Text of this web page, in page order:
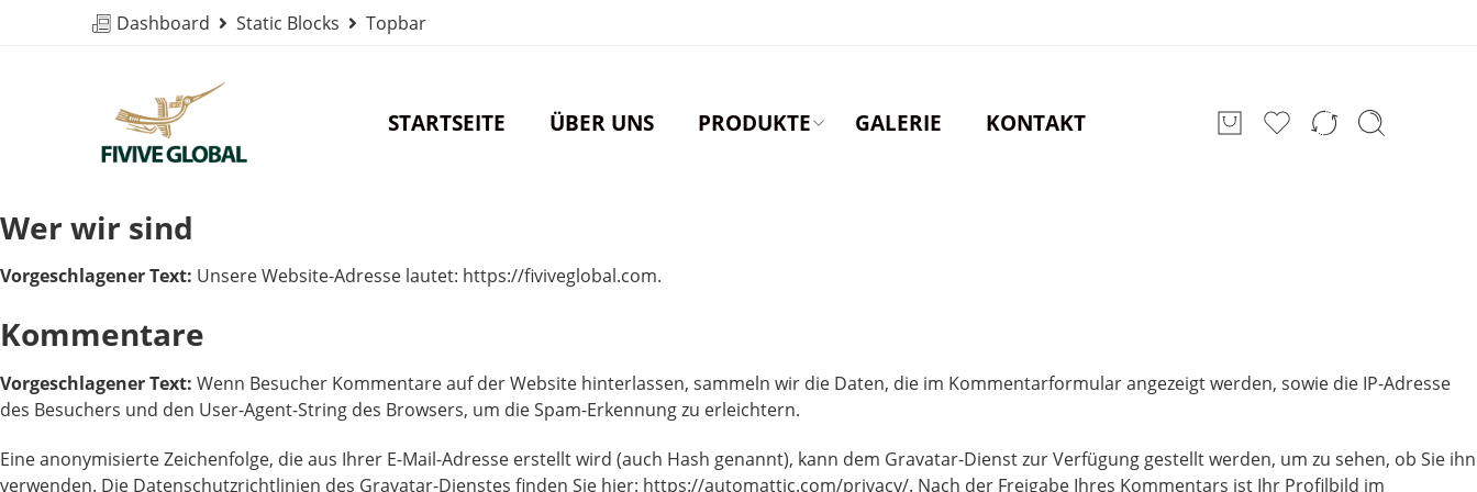
Dashboard Static Blocks Topbar
STARTSEITE ÜBER UNS PRODUKTE GALERIE KONTAKT
Wer wir sind
Vorgeschlagener Text: Unsere Website-Adresse lautet: https://fiviveglobal.com.
Kommentare
Vorgeschlagener Text: Wenn Besucher Kommentare auf der Website hinterlassen, sammeln wir die Daten, die im Kommentarformular angezeigt werden, sowie die IP-Adresse
des Besuchers und den User-Agent-String des Browsers, um die Spam-Erkennung zu erleichtern.
Eine anonymisierte Zeichenfolge, die aus Ihrer E-Mail-Adresse erstellt wird (auch Hash genannt), kann dem Gravatar-Dienst zur Verfügung gestellt werden, um zu sehen, ob Sie ihn
verwenden. Die Datenschutzrichtlinien des Gravatar-Dienstes finden Sie hier: https://automattic.com/privacy/. Nach der Freigabe Ihres Kommentars ist Ihr Profilbild im